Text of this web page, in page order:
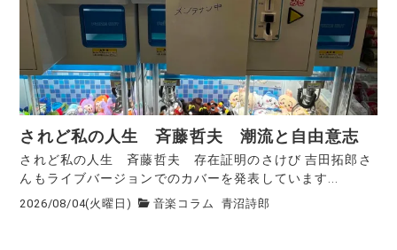
されど私の人生 斉藤哲夫 潮流と自由意志
されど私の人生 斉藤哲夫 存在証明のさけび 吉田拓郎さ
んもライブバージョンでのカバーを発表しています...
2026/08/04(火曜日) 音楽コラム 青沼詩郎